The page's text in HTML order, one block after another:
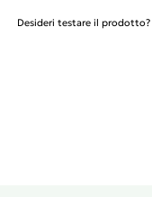
Desideri testare il prodotto?